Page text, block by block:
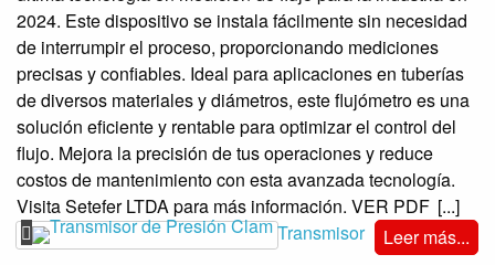
2024. Este dispositivo se instala fácilmente sin necesidad
de interrumpir el proceso, proporcionando mediciones
precisas y confiables. Ideal para aplicaciones en tuberías
de diversos materiales y diámetros, este flujómetro es una
solución eficiente y rentable para optimizar el control del
flujo. Mejora la precisión de tus operaciones y reduce
costos de mantenimiento con esta avanzada tecnología.
Visita Setefer LTDA para más información. VER PDF [...]
Leer más...
Transmisor